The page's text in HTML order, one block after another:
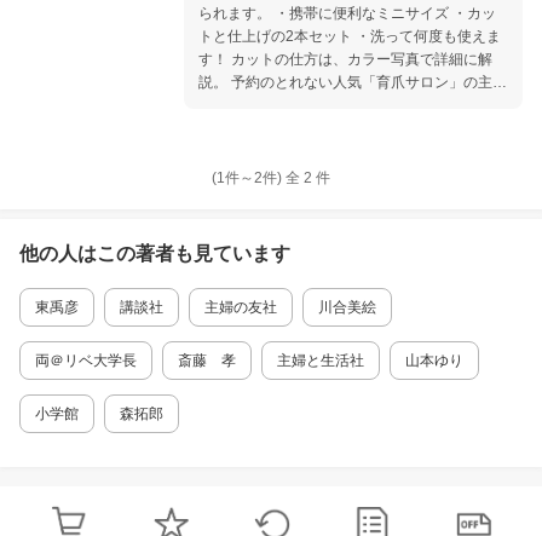
になり女性としての自信を身につけることがで
きるようになる一冊。
られます。 ・携帯に便利なミニサイズ ・カッ
トと仕上げの2本セット ・洗って何度も使えま
す！ カットの仕方は、カラー写真で詳細に解
説。 予約のとれない人気「育爪サロン」の主宰
チュラル健康法。 著者より 「年齢や性別に関
豊かになります。 爪を育てることは、ありのま
まの自分を育てることなのです」 こんなあなた
に ・深爪しがちで爪が短い ・爪を噛む癖がや
められない ・ネイルサロンに行っている暇がな
分でできる育爪、いますぐ始めてみませんか。
＊57歳女性が育爪にチャレンジ。 その見事な b
＞ ＜b＞どんな爪でも、きれいにす
(1件～2件) 全 2 件
他の人はこの著者も見ています
東禹彦 講談社 主婦の友社 川合美絵
両＠リベ大学長 斎藤 孝 主婦と生活社 山本ゆり
小学館 森拓郎